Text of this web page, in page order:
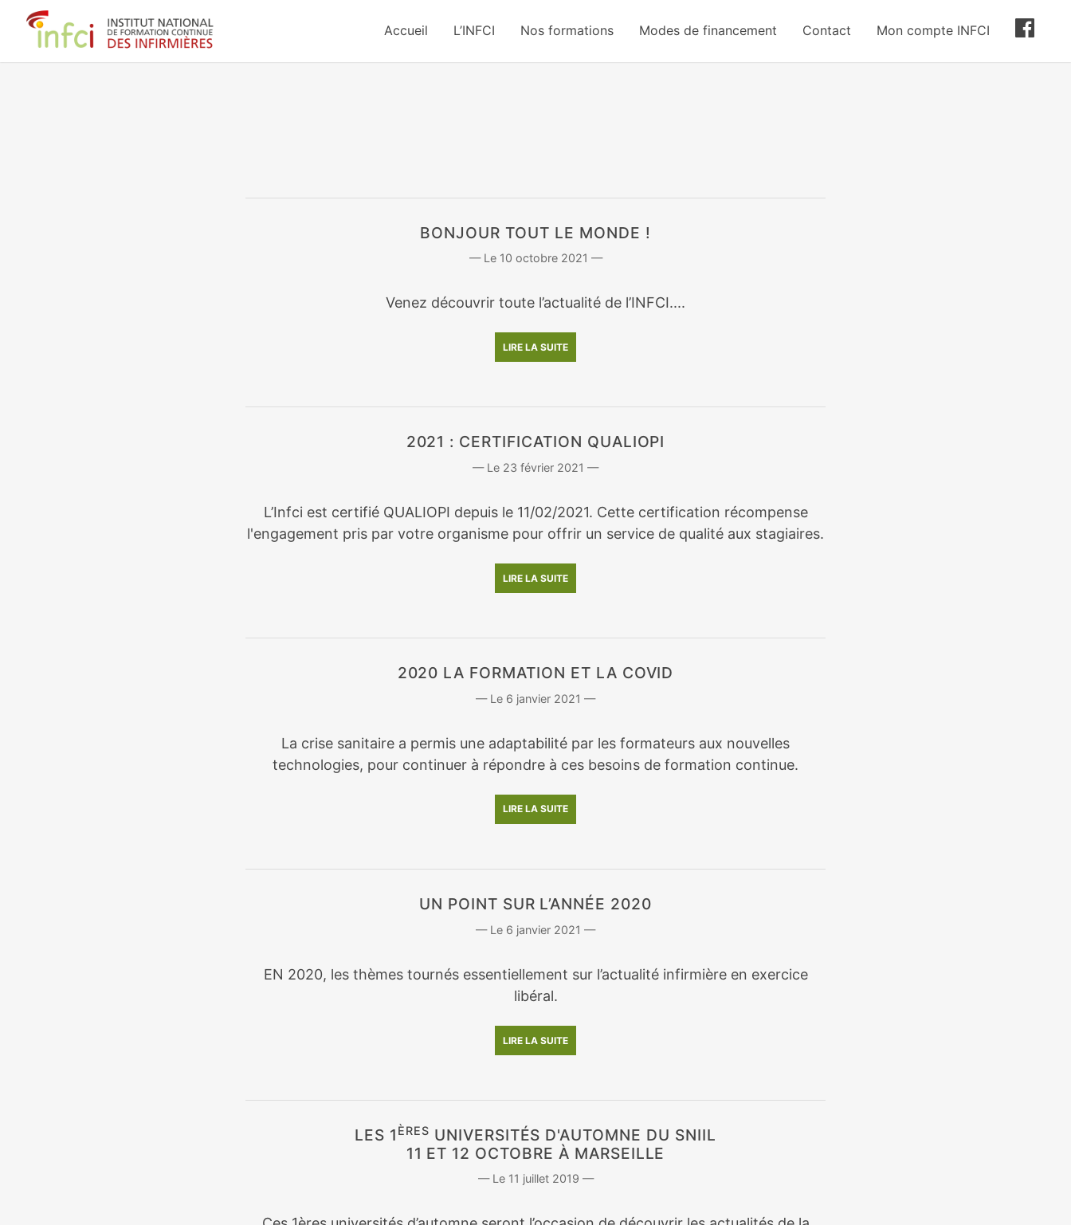
Accueil L’INFCI Nos formations Modes de financement Contact Mon compte INFCI
BONJOUR TOUT LE MONDE !
10 octobre 2021
Venez découvrir toute l’actualité de l’INFCI....
LIRE LA SUITE
2021 : CERTIFICATION QUALIOPI
23 février 2021
L’Infci est certifié QUALIOPI depuis le 11/02/2021. Cette certification récompense
l'engagement pris par votre organisme pour offrir un service de qualité aux stagiaires.
LIRE LA SUITE
2020 LA FORMATION ET LA COVID
6 janvier 2021
La crise sanitaire a permis une adaptabilité par les formateurs aux nouvelles
technologies, pour continuer à répondre à ces besoins de formation continue.
LIRE LA SUITE
UN POINT SUR L’ANNÉE 2020
6 janvier 2021
EN 2020, les thèmes tournés essentiellement sur l’actualité infirmière en exercice
libéral.
LIRE LA SUITE
LES 1 ÈRES UNIVERSITÉS D'AUTOMNE DU SNIIL
11 ET 12 OCTOBRE À MARSEILLE
11 juillet 2019